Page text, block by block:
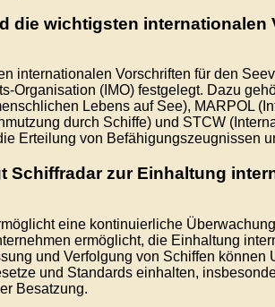
die wichtigsten
internationalen Vorschriften für den
Organisation (IMO) festgelegt. Dazu
Lebens auf See), MARPOL
durch Schiffe) und STCW
Erteilung von Befähigungszeugnissen
Schiffradar zur Einhaltung
eine kontinuierliche
ermöglicht, die Einhaltung
und Verfolgung von Schiffen
und Standards einhalten,
Besatzung.